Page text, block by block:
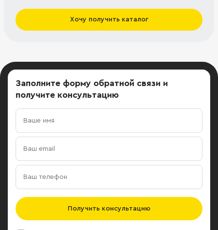
Хочу получить каталог
Заполните форму обратной связи и
получите консультацию
Получить консультацию